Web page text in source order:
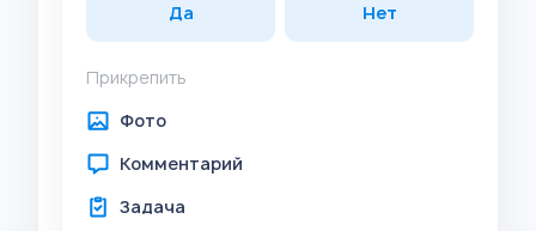
Да Нет
Прикрепить
Фото
Комментарий
Задача